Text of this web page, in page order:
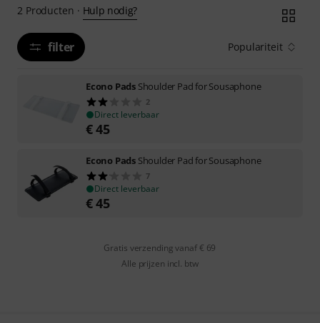
2 Producten · Hulp nodig?
filter Populariteit
Econo Pads Shoulder Pad for Sousaphone
2
Direct leverbaar
€45
Econo Pads Shoulder Pad for Sousaphone
7
Direct leverbaar
€45
Gratis verzending vanaf € 69
Alle prijzen incl. btw